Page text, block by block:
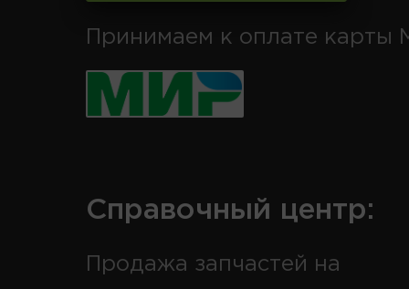
Принимаем к оплате карты
Справочный центр:
Продажа запчастей на